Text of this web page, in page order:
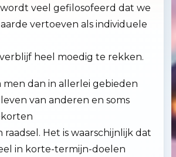
veel gefilosofeerd dat we
vertoeven als individuele
heel moedig te rekken.
men dan in allerlei gebieden
van anderen en soms
raadsel. Het is waarschijnlijk dat
in korte-termijn-doelen